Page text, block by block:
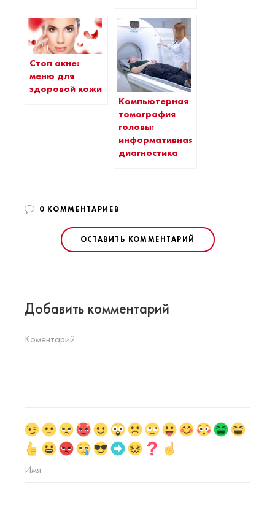
Стоп акне:
меню для
здоровой кожи
Компьютерная
томография
головы:
информативная
диагностика
0 КОММЕНТАРИЕВ
ОСТАВИТЬ КОММЕНТАРИЙ
Добавить комментарий
Коментарий
Имя